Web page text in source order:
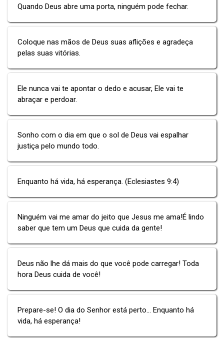
Quando Deus abre uma porta, ninguém pode fechar.
Coloque nas mãos de Deus suas aflições e agradeça
pelas suas vitórias.
Ele nunca vai te apontar o dedo e acusar, Ele vai te
abraçar e perdoar.
Sonho com o dia em que o sol de Deus vai espalhar
justiça pelo mundo todo.
Enquanto há vida, há esperança. (Eclesiastes 9:4)
Ninguém vai me amar do jeito que Jesus me ama!É lindo
saber que tem um Deus que cuida da gente!
Deus não lhe dá mais do que você pode carregar! Toda
hora Deus cuida de você!
Prepare-se! O dia do Senhor está perto... Enquanto há
vida, há esperança!